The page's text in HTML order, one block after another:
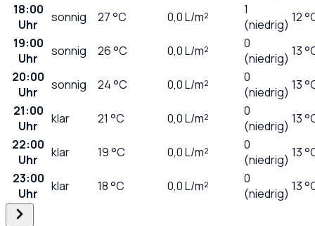
18:00
Uhr
sonnig 27°C 0,0L/m²
1
(niedrig) 12
19:00
Uhr
sonnig 26°C 0,0L/m²
0
(niedrig) 13
20:00
Uhr
sonnig 24°C 0,0L/m²
0
(niedrig) 13
21:00
Uhr
klar 21 °C 0,0L/m²
0
(niedrig) 13
22:00
Uhr
klar 19°C 0,0L/m²
0
(niedrig) 13
23:00
Uhr
klar 18°C 0,0L/m²
0
(niedrig) 13